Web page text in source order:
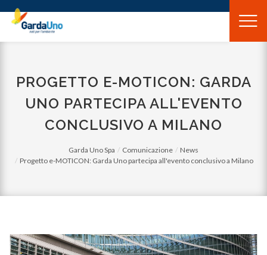
Gardauno
Spa
PROGETTO E-MOTICON: GARDA
UNO PARTECIPA ALL'EVENTO
CONCLUSIVO A MILANO
Garda Uno Spa Comunicazione
News
Progetto e-MOTICON: Garda Uno partecipa all'evento conclusivo a Milano